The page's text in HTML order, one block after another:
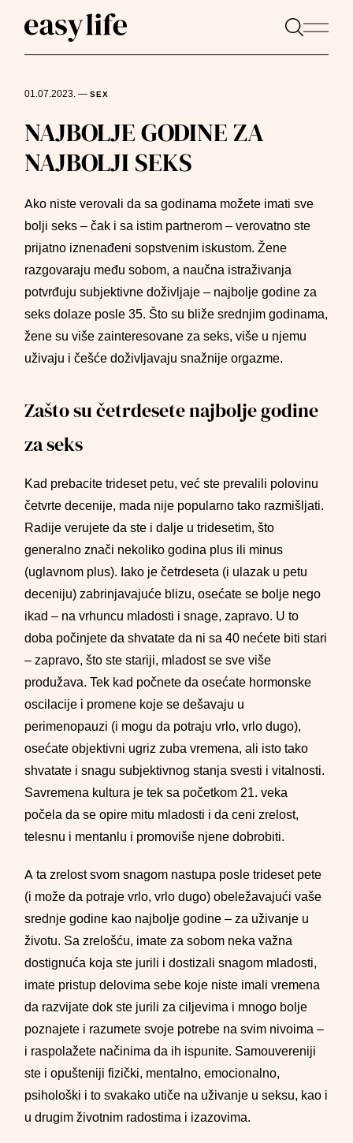
01.07.2023.—SEX
NAJBOLJE GODINE ZA
NAJBOLJI SEKS
Ako niste verovali da sa godinama možete imati sve
bolji seks – čak i sa istim partnerom – verovatno ste
prijatno iznenađeni sopstvenim iskustom. Žene
razgovaraju među sobom, a naučna istraživanja
potvrđuju subjektivne doživljaje – najbolje godine za
seks dolaze posle 35. Što su bliže srednjim godinama,
žene su više zainteresovane za seks, više u njemu
uživaju i češće doživljavaju snažnije orgazme.
Zašto su četrdesete najbolje godine
za seks
Kad prebacite trideset petu, već ste prevalili polovinu
četvrte decenije, mada nije popularno tako razmišljati.
Radije verujete da ste i dalje u tridesetim, što
generalno znači nekoliko godina plus ili minus
(uglavnom plus). Iako je četrdeseta (i ulazak u petu
deceniju) zabrinjavajuće blizu, osećate se bolje nego
ikad – na vrhuncu mladosti i snage, zapravo. U to
doba počinjete da shvatate da ni sa 40 nećete biti stari
– zapravo, što ste stariji, mladost se sve više
produžava. Tek kad počnete da osećate hormonske
oscilacije i promene koje se dešavaju u
perimenopauzi (i mogu da potraju vrlo, vrlo dugo),
osećate objektivni ugriz zuba vremena, ali isto tako
shvatate i snagu subjektivnog stanja svesti i vitalnosti.
Savremena kultura je tek sa početkom 21. veka
počela da se opire mitu mladosti i da ceni zrelost,
telesnu i mentanlu i promoviše njene dobrobiti.
A ta zrelost svom snagom nastupa posle trideset pete
(i može da potraje vrlo, vrlo dugo) obeležavajući vaše
srednje godine kao najbolje godine – za uživanje u
životu. Sa zrelošću, imate za sobom neka važna
dostignuća koja ste jurili i dostizali snagom mladosti,
imate pristup delovima sebe koje niste imali vremena
da razvijate dok ste jurili za ciljevima i mnogo bolje
poznajete i razumete svoje potrebe na svim nivoima –
i raspolažete načinima da ih ispunite. Samouvereniji
ste i opušteniji fizički, mentalno, emocionalno,
psihološki i to svakako utiče na uživanje u seksu, kao i
u drugim životnim radostima i izazovima.